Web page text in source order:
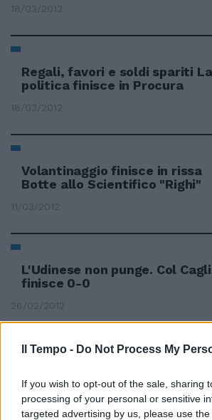
Il Tempo - Do Not Process My
If you wish to opt-out of the sale, sharing
processing of your personal or sensitive
targeted advertising by us, please use
18/03/2012
Regali, favori e soldi spariti La
politica finisce in Procura
18/03/2012
Volantinaggio finisce in rissa
Botte allo Scientifico "Righi"
11/03/2012
L'Udinese non punge. Col
finisce 0-0
26/02/2012
la noia: finisce 0-0 tra
e Lecce.